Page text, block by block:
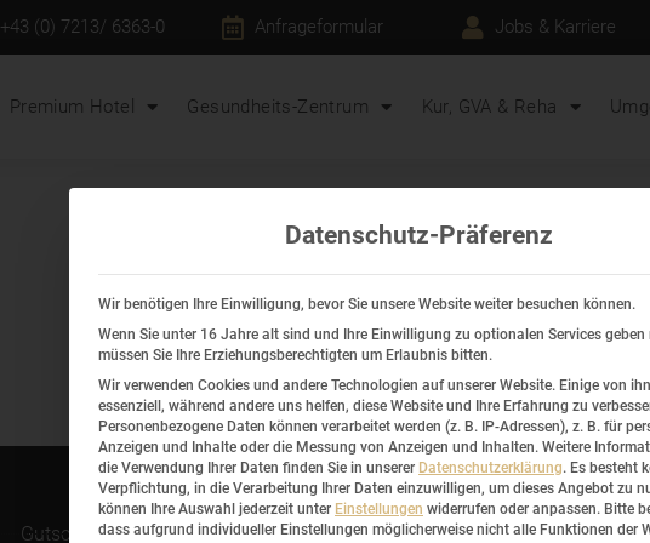
+43 (0) 7213/ 6363-0 Anfrageformular Jobs & Karriere
Premium Hotel Gesundheits-Zentrum Kur, GVA & Reha
Passwort unten ein:
Passwort:
Gutscheine
Datenschutzerklärung
Datenschutz-Präferenz
Wir benötigen Ihre Einwilligung, bevor Sie unsere Website weiter besuchen können.
Wenn Sie unter 16 Jahre alt sind und Ihre Einwilligung zu optionalen Services geben
müssen Sie Ihre Erziehungsberechtigten um Erlaubnis bitten.
Wir verwenden Cookies und andere Technologien auf unserer Website. Einige von
essenziell, während andere uns helfen, diese Website und Ihre Erfahrung zu
Personenbezogene Daten können verarbeitet werden (z. B. IP-Adressen), z. B. für
Anzeigen und Inhalte oder die Messung von Anzeigen und Inhalten. Weitere
die Verwendung Ihrer Daten finden Sie in unserer Datenschutzerklärung. Es besteht
Verpflichtung, in die Verarbeitung Ihrer Daten einzuwilligen, um dieses Angebot zu
können Ihre Auswahl jederzeit unter Einstellungen widerrufen oder anpassen. Bitte
dass aufgrund individueller Einstellungen möglicherweise nicht alle Funktionen der